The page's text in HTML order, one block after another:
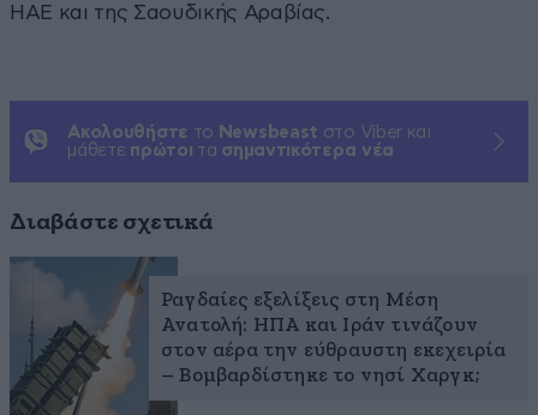
ΗΑΕ και της Σαουδικής Αραβίας.
Ακολουθήστε το Newsbeast στο Viber και
μάθετε πρώτοι τα σημαντικότερα νέα
Διαβάστε σχετικά
Ραγδαίες εξελίξεις στη Μέση
Ανατολή: ΗΠΑ και Ιράν τινάζουν
στον αέρα την εύθραυστη εκεχειρία
– Βομβαρδίστηκε το νησί Χαργκ;